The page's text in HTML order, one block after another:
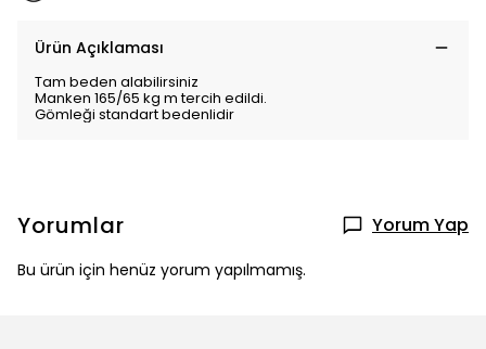
Ürün Açıklaması
Tam beden alabilirsiniz
Manken 165/65 kg m tercih edildi.
Gömleği standart bedenlidir
Yorumlar Yorum Yap
Bu ürün için henüz yorum yapılmamış.